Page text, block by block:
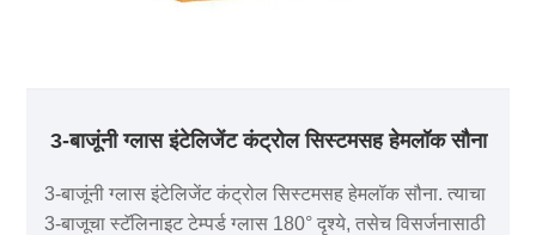
3-बाजूंनी ग्लास इंटेलिजेंट कंट्रोल सिस्टमसह हेमलॉक सौना
3-बाजूंनी ग्लास इंटेलिजेंट कंट्रोल सिस्टमसह हेमलॉक सौना. त्याचा
3-बाजूचा स्टॅलिनाइट टेम्पर्ड ग्लास 180° दृश्ये, तसेच विसर्जनासाठी